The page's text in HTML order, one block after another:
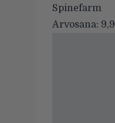
Spinefarm
Arvosana: 9,9